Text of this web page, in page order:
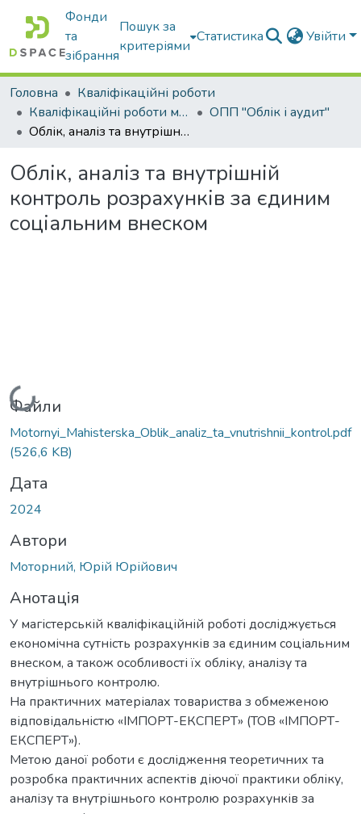
Фонди
та
зібрання
Пошук за
критеріями
Статистика Увійти
Головна
Кваліфікаційні роботи
Кваліфікаційні роботи магістрів
ОПП "Облік і аудит"
Облік, аналіз та внутрішній контроль розрахунків за єдиним соціальним внеском
Облік, аналіз та внутрішній
контроль розрахунків за єдиним
соціальним внеском
Вантажиться...
Файли
Motornyi_Mahisterska_Oblik_analiz_ta_vnutrishnii_kontrol.pdf
(526,6 KB)
Дата
2024
Автори
Моторний, Юрій Юрійович
Анотація
У магістерській кваліфікаційній роботі досліджується
економічна сутність розрахунків за єдиним соціальним
внеском, а також особливості їх обліку, аналізу та
внутрішнього контролю.
На практичних матеріалах товариства з обмеженою
відповідальністю «ІМПОРТ-ЕКСПЕРТ» (ТОВ «ІМПОРТ-
ЕКСПЕРТ»).
Метою даної роботи є дослідження теоретичних та
розробка практичних аспектів діючої практики обліку,
аналізу та внутрішнього контролю розрахунків за